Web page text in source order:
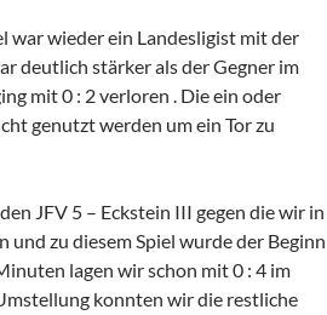
war wieder ein Landesligist mit der
deutlich stärker als der Gegner im
mit 0 : 2 verloren . Die ein oder
genutzt werden um ein Tor zu
JFV 5 – Eckstein III gegen die wir in
und zu diesem Spiel wurde der Beginn
lagen wir schon mit 0 : 4 im
konnten wir die restliche